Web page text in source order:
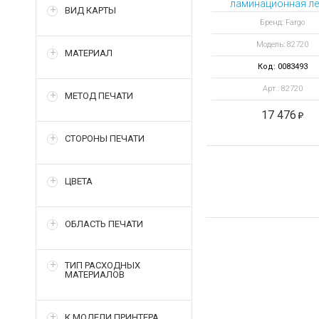
ВИД КАРТЫ
МАТЕРИАЛ
МЕТОД ПЕЧАТИ
СТОРОНЫ ПЕЧАТИ
ЦВЕТА
ОБЛАСТЬ ПЕЧАТИ
ТИП РАСХОДНЫХ
МАТЕРИАЛОВ
ламинационная
PolyGuard LMX
вырезом для
чипа, 1.0 mil,
отпечатков
Бренд: Fargo
Модель: 82720
Код: 0083493
Арт.: 82720
17 476